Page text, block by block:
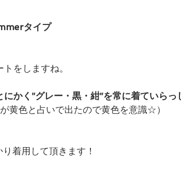
タイプ
をしますね。
かく”グレー・黒・紺”を常に着ていらっ
黄色と占いで出たので黄色を意識☆）
着用して頂きます！